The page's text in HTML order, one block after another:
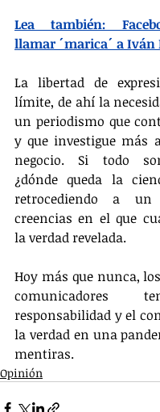
Lea también:
llamar ´marica´ a Iván
La libertad de
límite, de ahí la
un periodismo que
y que investigue más
negocio. Si todo
¿dónde queda la
retrocediendo a
creencias en el que
la verdad revelada.
Hoy más que nunca,
comunicadores
responsabilidad y el
la verdad en una
mentiras.
Opinión